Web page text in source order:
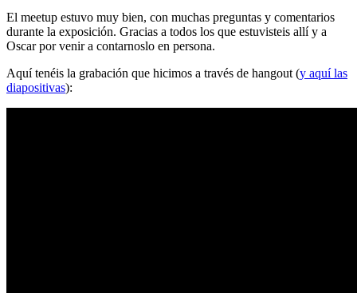
El meetup estuvo muy bien, con muchas preguntas y comentarios
durante la exposición. Gracias a todos los que estuvisteis allí y a
Oscar por venir a contarnoslo en persona.
Aquí tenéis la grabación que hicimos a través de hangout (y aquí las
diapositivas):